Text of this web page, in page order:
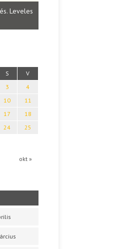
Leveles
S V
okt »
3
4
10
11
17
18
24
25